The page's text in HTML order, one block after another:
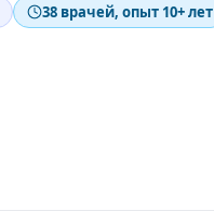
38 врачей, опыт 10+ лет